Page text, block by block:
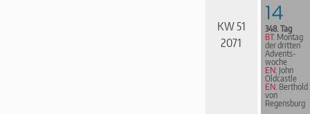
KW 51
2071
14
348. Tag
BT: Montag
der dritten
Advents­
woche
EN: John
Oldcastle
EN: Berthold
von
Regensburg